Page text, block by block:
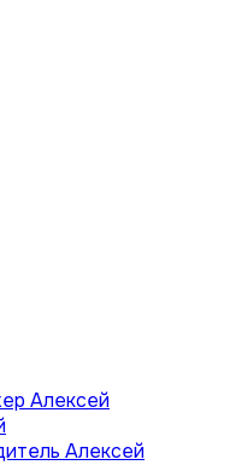
Алексей
Алексей